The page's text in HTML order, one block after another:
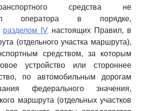
средства не
оператора в порядке,
разделом IV настоящих Правил, в
(отдельного участка маршрута),
средством, за которым
устройство или стороннее
по автомобильным дорогам
федерального значения,
маршрута (отдельных участков